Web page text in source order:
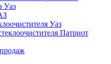
Уаз
Уаз
Патриот